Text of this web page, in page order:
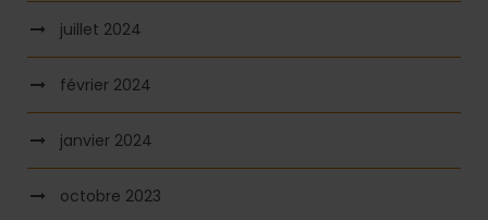
juillet 2024
février 2024
janvier 2024
octobre 2023